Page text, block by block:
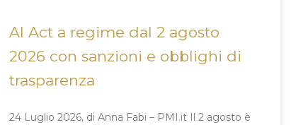
AI Act a regime dal 2 agosto
2026 con sanzioni e obblighi di
trasparenza
24 Luglio 2026, di Anna Fabi – PMI.it Il 2 agosto è